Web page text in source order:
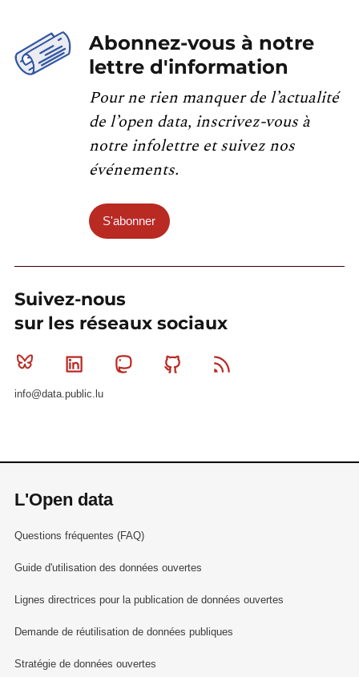
Abonnez-vous à notre
lettre d'information
Pour ne rien manquer de l’actualité
de l’open data, inscrivez-vous à
notre infolettre et suivez nos
événements.
S'abonner
Suivez-nous
sur les réseaux sociaux
Bluesky Linkedin MastodonGithub
info@data.public.lu
L'Open data
Questions fréquentes (FAQ)
Guide d'utilisation des données ouvertes
Lignes directrices pour la publication de données ouvertes
Demande de réutilisation de données publiques
Stratégie de données ouvertes